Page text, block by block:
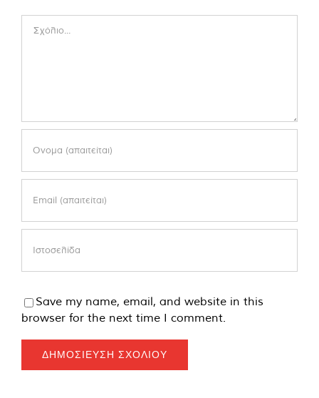
Save my name, email, and website in this
browser for the next time I comment.